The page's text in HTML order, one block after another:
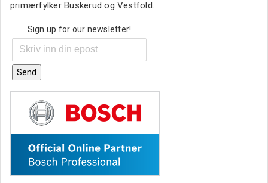
primærfylker Buskerud og Vestfold.
Sign up for our newsletter!
Send